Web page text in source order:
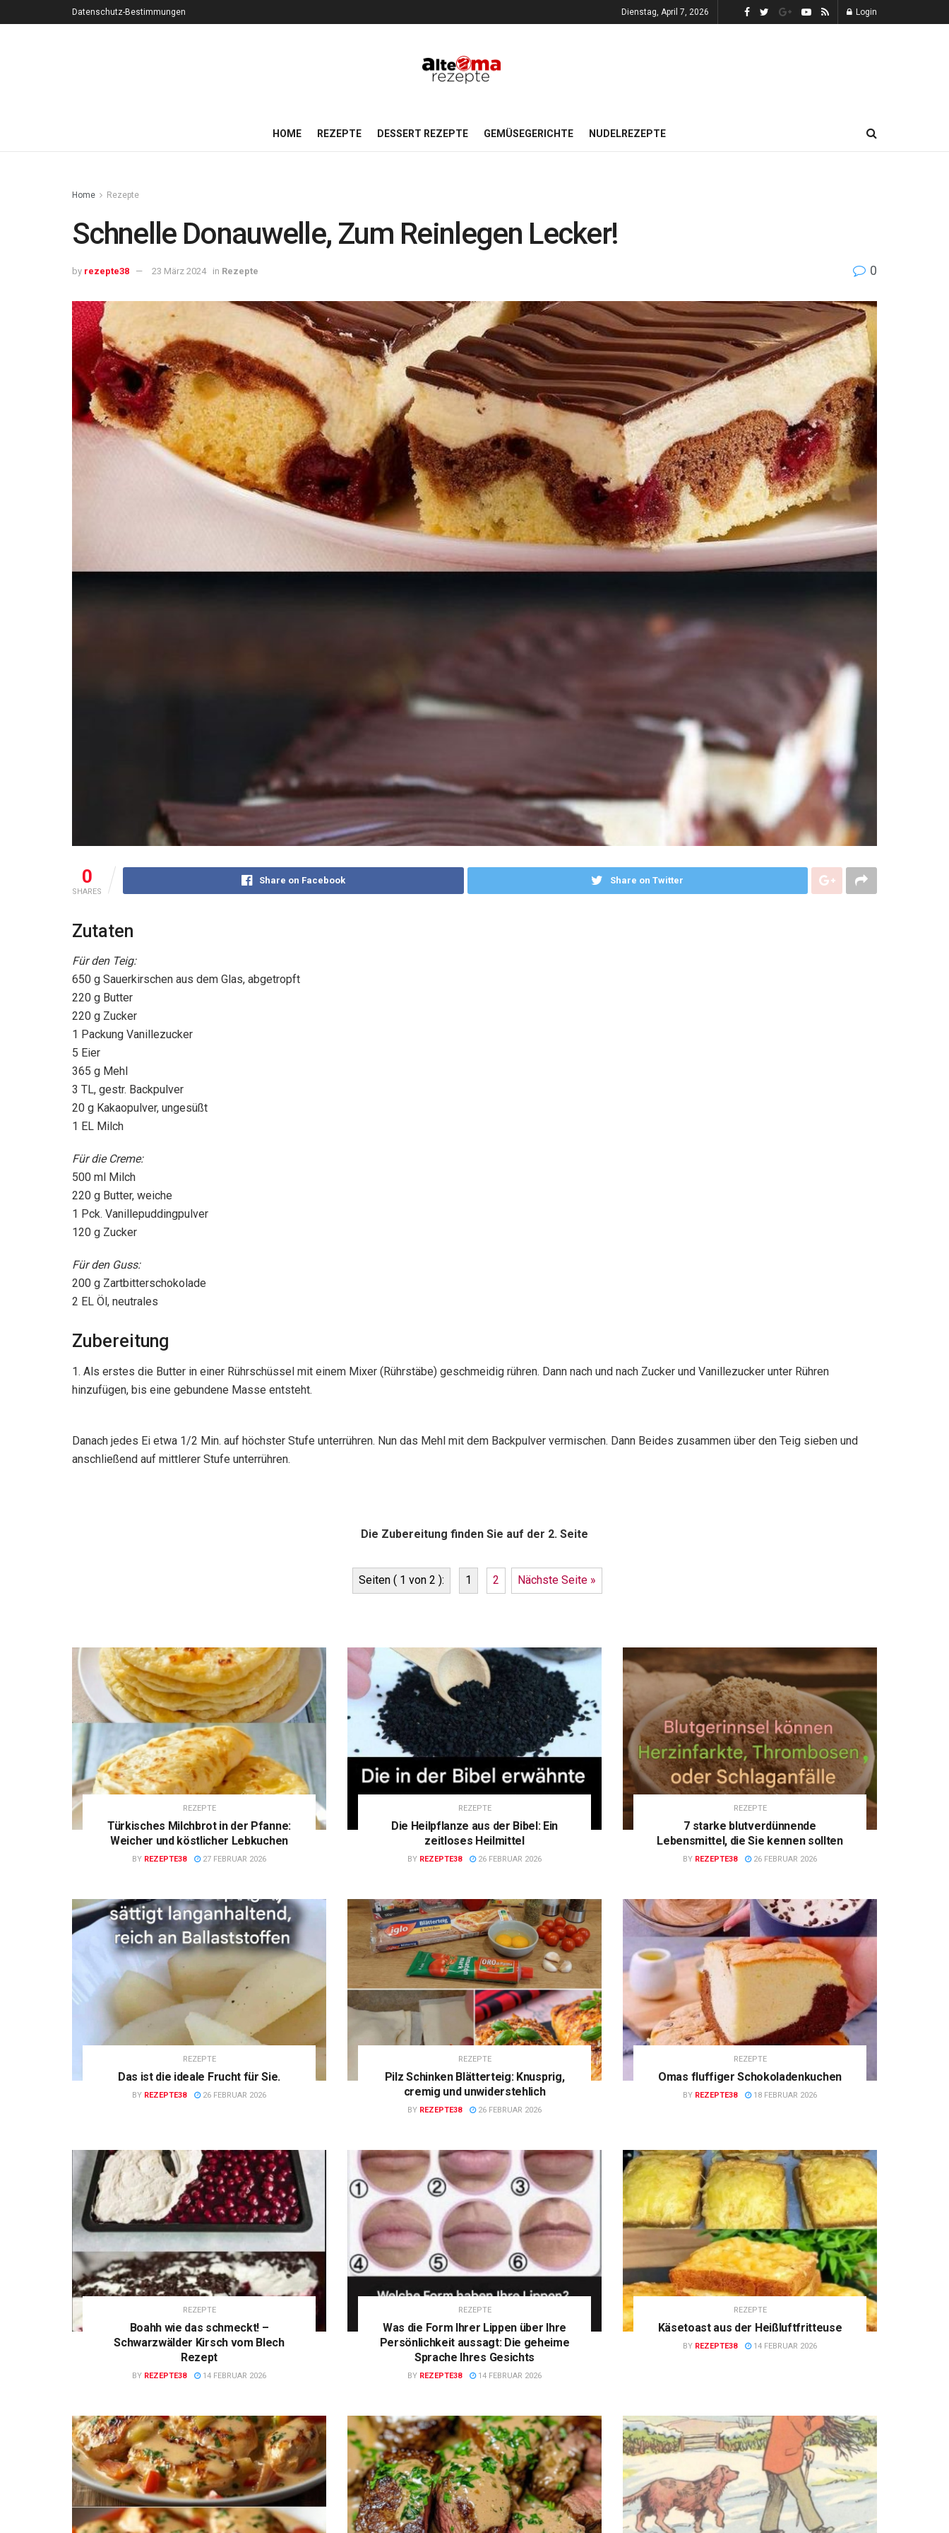
Datenschutz-Bestimmungen Dienstag, April 7, 2026 Login
HOME REZEPTE DESSERT REZEPTE GEMÜSEGERICHTE NUDELREZEPTE
Home Rezepte
Schnelle Donauwelle, Zum Reinlegen Lecker!
by rezepte38 23 März 2024 in Rezepte 0
0
SHARES
Share on Facebook Share on Twitter
Zutaten
Für den Teig:
650 g Sauerkirschen aus dem Glas, abgetropft
220 g Butter
220 g Zucker
1 Packung Vanillezucker
5 Eier
365 g Mehl
3 TL, gestr. Backpulver
20 g Kakaopulver, ungesüßt
1 EL Milch
Für die Creme:
500 ml Milch
220 g Butter, weiche
1 Pck. Vanillepuddingpulver
120 g Zucker
Für den Guss:
200 g Zartbitterschokolade
2 EL Öl, neutrales
Zubereitung
1. Als erstes die Butter in einer Rührschüssel mit einem Mixer (Rührstäbe) geschmeidig rühren. Dann nach und nach Zucker und Vanillezucker unter Rühren
hinzufügen, bis eine gebundene Masse entsteht.
Danach jedes Ei etwa 1/2 Min. auf höchster Stufe unterrühren. Nun das Mehl mit dem Backpulver vermischen. Dann Beides zusammen über den Teig sieben und
anschließend auf mittlerer Stufe unterrühren.
Die Zubereitung finden Sie auf der 2. Seite
Seiten ( 1 von 2 ): 1 2 Nächste Seite »
REZEPTE
Türkisches Milchbrot in der Pfanne:
Weicher und köstlicher Lebkuchen
BY REZEPTE38 27 FEBRUAR 2026
REZEPTE
Die Heilpflanze aus der Bibel: Ein
zeitloses Heilmittel
BY REZEPTE38 26 FEBRUAR 2026
REZEPTE
7 starke blutverdünnende
Lebensmittel, die Sie kennen sollten
BY REZEPTE38 26 FEBRUAR 2026
REZEPTE
Das ist die ideale Frucht für Sie.
BY REZEPTE38 26 FEBRUAR 2026
REZEPTE
Pilz Schinken Blätterteig: Knusprig,
cremig und unwiderstehlich
BY REZEPTE38 26 FEBRUAR 2026
REZEPTE
Omas fluffiger Schokoladenkuchen
BY REZEPTE38 18 FEBRUAR 2026
REZEPTE
Boahh wie das schmeckt! –
Schwarzwälder Kirsch vom Blech
Rezept
BY REZEPTE38 14 FEBRUAR 2026
REZEPTE
Was die Form Ihrer Lippen über Ihre
Persönlichkeit aussagt: Die geheime
Sprache Ihres Gesichts
BY REZEPTE38 14 FEBRUAR 2026
REZEPTE
Käsetoast aus der Heißluftfritteuse
BY REZEPTE38 14 FEBRUAR 2026